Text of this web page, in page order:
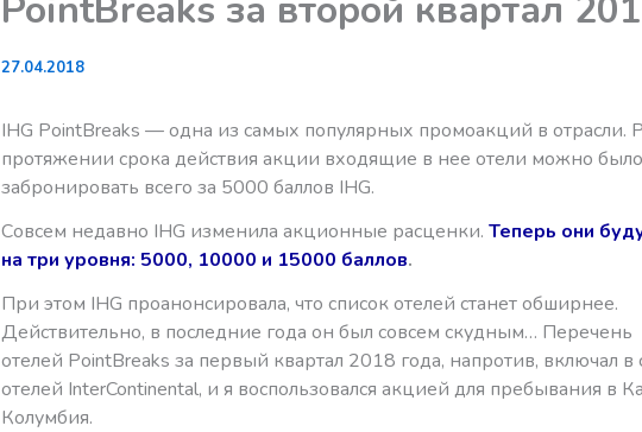
27.04.2018
IHG PointBreaks — одна из самых популярных промоакций в отрасли.
протяжении срока действия акции входящие в нее отели можно было
забронировать всего за 5000 баллов IHG.
Совсем недавно IHG изменила акционные расценки. Теперь они
на три уровня: 5000, 10000 и 15000 баллов.
При этом IHG проанонсировала, что список отелей станет обширнее.
Действительно, в последние года он был совсем скудным… Перечень
отелей PointBreaks за первый квартал 2018 года, напротив, включал в
отелей InterContinental, и я воспользовался акцией для пребывания в
Колумбия.